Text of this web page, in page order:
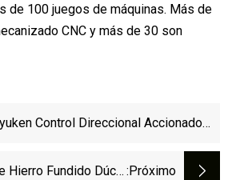
de 100 juegos de máquinas. Más de
CNC y más de 30 son
Control Direccional Accionado
Hierro Fundido Dúctil :próximo